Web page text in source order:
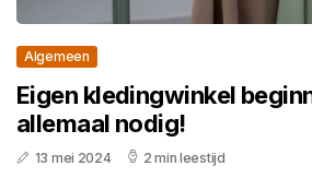
Algemeen
Eigen kledingwinkel
allemaal nodig!
13 mei 2024 2 min leestijd